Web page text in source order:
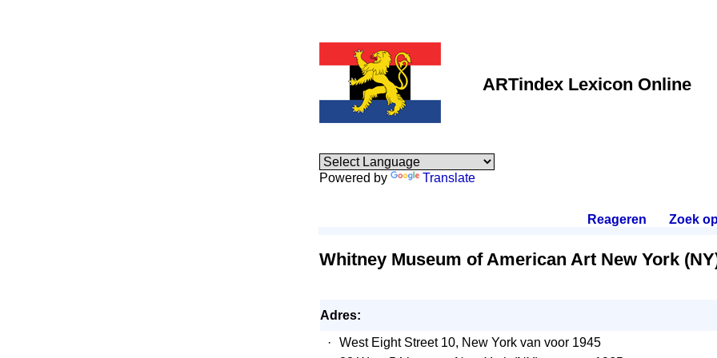
ARTindex Lexicon Online
Powered by Translate
Reageren Zoek
Whitney Museum of American Art New York
Adres:
·
West Eight Street 10, New York van voor 1945